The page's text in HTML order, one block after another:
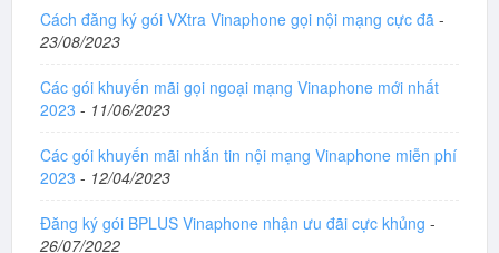
Cách đăng ký gói VXtra Vinaphone gọi nội mạng cực đã -
23/08/2023
Các gói khuyến mãi gọi ngoại mạng Vinaphone mới nhất
2023 - 11/06/2023
Các gói khuyến mãi nhắn tin nội mạng Vinaphone miễn phí
2023 - 12/04/2023
Đăng ký gói BPLUS Vinaphone nhận ưu đãi cực khủng -
26/07/2022